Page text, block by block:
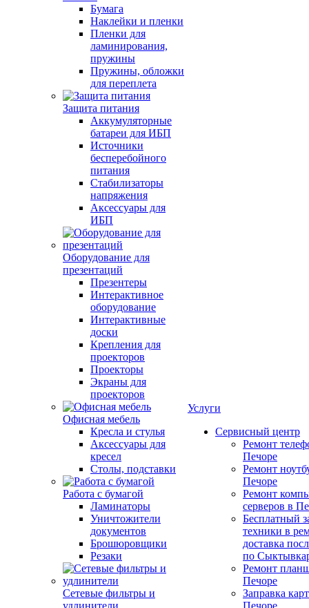
Бумага
Наклейки и пленки
Пленки для
ламинирования,
пружины
Пружины, обложки
для переплета
Защита питания
Аккумуляторные
батареи для ИБП
Источники
бесперебойного
питания
Стабилизаторы
напряжения
Аксессуары для
ИБП
Оборудование для
презентаций
Презентеры
Интерактивное
оборудование
Интерактивные
доски
Крепления для
проекторов
Проекторы
Экраны для
проекторов
Офисная мебель
Кресла и стулья
Аксессуары для
кресел
Столы, подставки
Работа с бумагой
Ламинаторы
Уничтожители
документов
Брошюровщики
Резаки
Сетевые фильтры и
удлинители
Услуги
Сервисный центр
Ремонт
Печоре
Ремонт
Печоре
Ремонт
серверов в
Бесплатный
техники в
доставка
по
Ремонт
Печоре
Заправка
Печоре